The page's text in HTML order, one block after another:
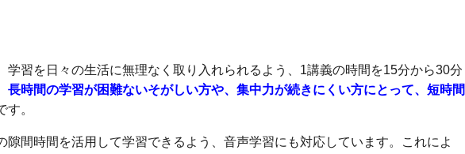
学習を日々の生活に無理なく取り入れられるよう、1講義の時間を15分から30分
長時間の学習が困難ないそがしい方や、集中力が続きにくい方にとって、短時間
す。
隙間時間を活用して学習できるよう、音声学習にも対応しています。これによ